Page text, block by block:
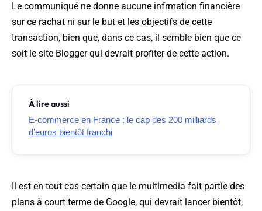
Le communiqué ne donne aucune infrmation financière
sur ce rachat ni sur le but et les objectifs de cette
transaction, bien que, dans ce cas, il semble bien que ce
soit le site Blogger qui devrait profiter de cette action.
À lire aussi
E-commerce en France : le cap des 200 milliards
d’euros bientôt franchi
Il est en tout cas certain que le multimedia fait partie des
plans à court terme de Google, qui devrait lancer bientôt,